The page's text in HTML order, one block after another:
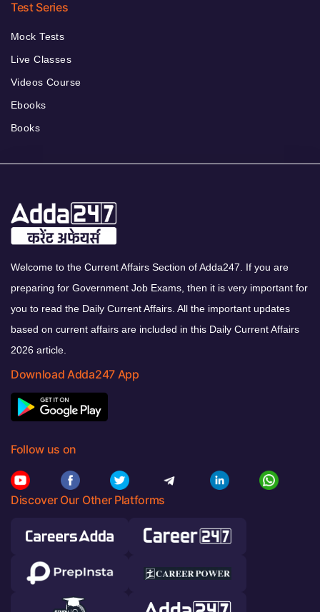
Test Series
Mock Tests
Live Classes
Videos Course
Ebooks
Books
Welcome to the Current Affairs Section of Adda247. If you are
preparing for Government Job Exams, then it is very important for
you to read the Daily Current Affairs. All the important updates
based on current affairs are included in this Daily Current Affairs
2026 article.
Download Adda247 App
Follow us on
Discover Our Other Platforms